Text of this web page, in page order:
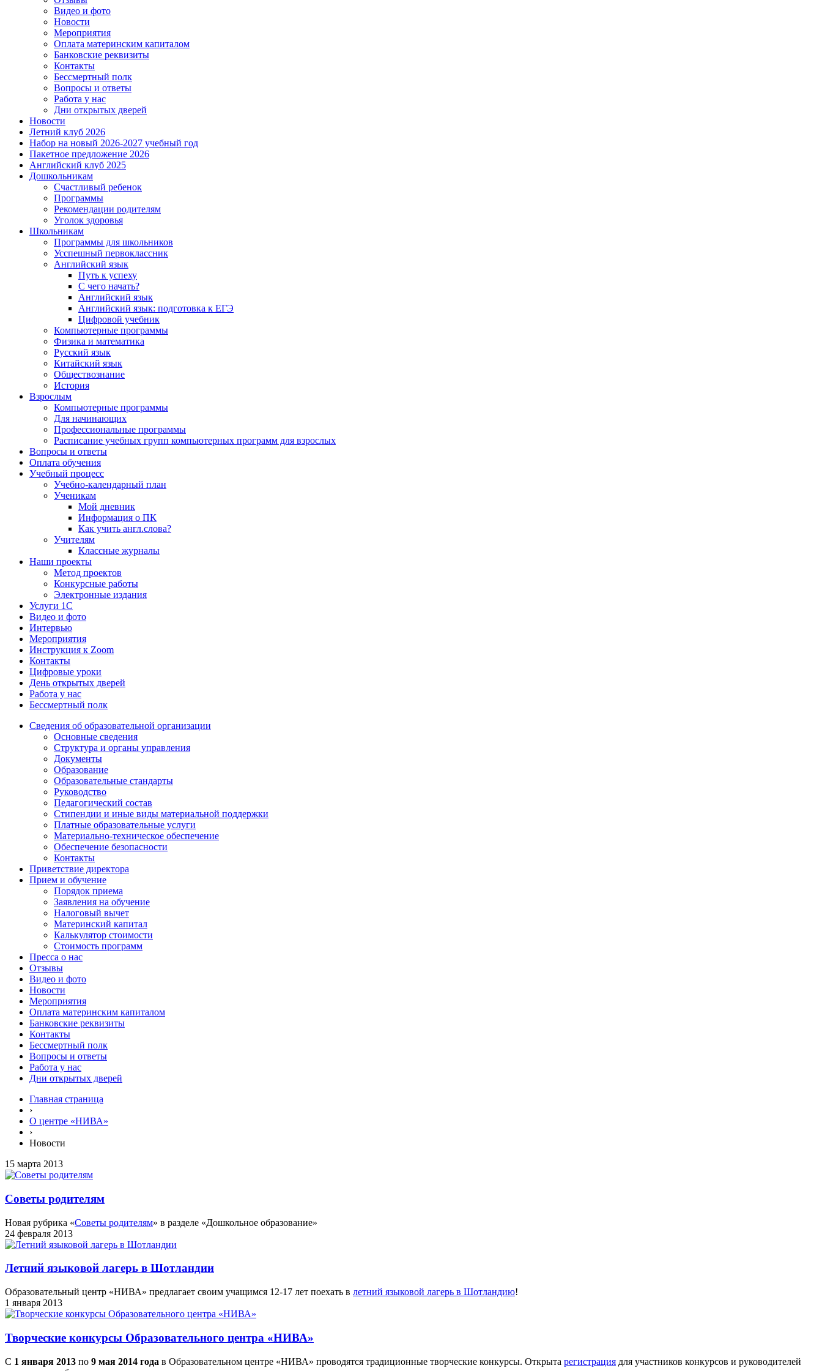
Видео и фото
Новости
Мероприятия
Оплата материнским капиталом
Банковские реквизиты
Контакты
Бессмертный полк
Вопросы и ответы
Работа у нас
Дни открытых дверей
Новости
Летний клуб 2026
Набор на новый 2026-2027 учебный год
Пакетное предложение 2026
Английский клуб 2025
Дошкольникам
Счастливый ребенок
Программы
Рекомендации родителям
Уголок здоровья
Школьникам
Программы для школьников
Усспешный первоклассник
Английский язык
Путь к успеху
С чего начать?
Английский язык
Английский язык: подготовка к ЕГЭ
Цифровой учебник
Компьютерные программы
Физика и математика
Русский язык
Китайский язык
Обществознание
История
Взрослым
Компьютерные программы
Для начинающих
Профессиональные программы
Расписание учебных групп компьютерных программ для взрослых
Вопросы и ответы
Оплата обучения
Учебный процесс
Учебно-календарный план
Ученикам
Мой дневник
Информация о ПК
Как учить англ.слова?
Учителям
Классные журналы
Наши проекты
Метод проектов
Конкурсные работы
Электронные издания
Услуги 1C
Видео и фото
Интервью
Мероприятия
Инструкция к Zoom
Контакты
Цифровые уроки
День открытых дверей
Работа у нас
Бессмертный полк
Сведения об образовательной организации
Основные сведения
Структура и органы управления
Документы
Образование
Образовательные стандарты
Руководство
Педагогический состав
Стипендии и иные виды материальной поддержки
Платные образовательные услуги
Материально-техническое обеспечение
Обеспечение безопасности
Контакты
Приветствие директора
Прием и обучение
Порядок приема
Заявления на обучение
Налоговый вычет
Материнский капитал
Калькулятор стоимости
Стоимость программ
Пресса о нас
Отзывы
Видео и фото
Новости
Мероприятия
Оплата материнским капиталом
Банковские реквизиты
Контакты
Бессмертный полк
Вопросы и ответы
Работа у нас
Дни открытых дверей
Главная страница
›
О центре «НИВА»
›
Новости
15 марта 2013
Советы родителям
Новая рубрика «Советы родителям» в разделе «Дошкольное образование»
24 февраля 2013
Летний языковой лагерь в Шотландии
Образовательный центр «НИВА» предлагает своим учащимся 12-17 лет поехать в летний языковой лагерь в Шотландию!
1 января 2013
Творческие конкурсы Образовательного центра «НИВА»
С 1 января 2013 по 9 мая 2014 года в Образовательном центре «НИВА» проводятся традиционные творческие конкурсы. Открыта регистрация для участников конкурсов и руководителей